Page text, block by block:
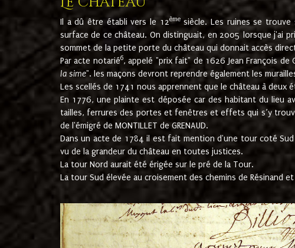
Il a dû être établi vers le 12èmesiècle. Les ruines se trouve
surface de ce château. On distinguait, en 2005 lorsque j'ai
sommet de la petite porte du château qui donnait accès
Par acte notarié6, appelé "prix fait" de 1626 Jean François de
la sime". les maçons devront reprendre également les
Les scellés de 1741 nous apprennent que le château à deux
En 1776, une plainte est déposée car des habitant du lieu
tailles, ferrures des portes et fenêtres et effets qui s’y
de l'émigré de MONTILLET de GRENAUD.
Dans un acte de 1784 il est fait mention d'une tour coté
vu de la grandeur du château en toutes justices.
La tour Nord aurait été érigée sur le pré de la Tour.
La tour Sud élevée au croisement des chemins de Résinand